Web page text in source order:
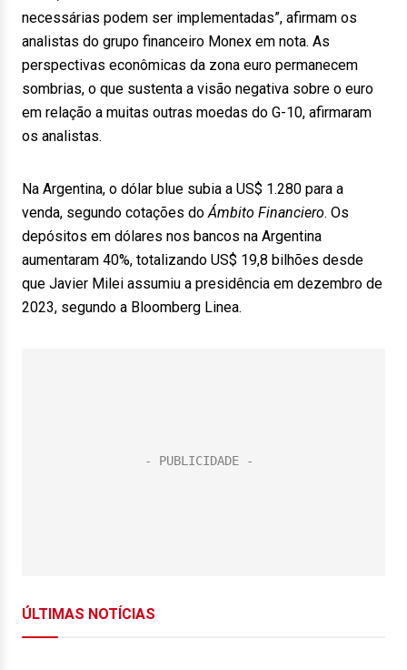
necessárias podem ser implementadas”, afirmam os
analistas do grupo financeiro Monex em nota. As
perspectivas econômicas da zona euro permanecem
sombrias, o que sustenta a visão negativa sobre o euro
em relação a muitas outras moedas do G-10, afirmaram
os analistas.
Na Argentina, o dólar blue subia a US$ 1.280 para a
venda, segundo cotações doÁmbito Financiero. Os
depósitos em dólares nos bancos na Argentina
aumentaram 40%, totalizando US$ 19,8 bilhões desde
que Javier Milei assumiu a presidência em dezembro de
2023, segundo a Bloomberg Linea.